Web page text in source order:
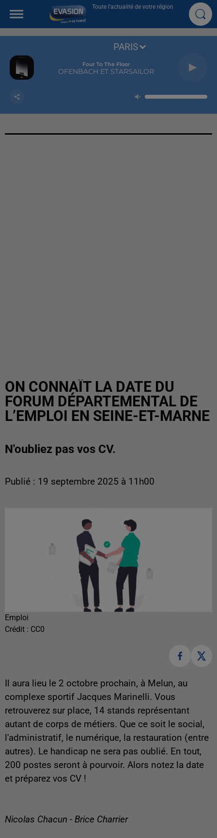
Toute l'actualité de votre région
Four To The Floor
OFENBACH ET STARSAILOR
PARIS
ON CONNAÎT LA DATE DU
FORUM DÉPARTEMENTAL DE
L’EMPLOI EN SEINE-ET-MARNE
N'oubliez pas vos CV.
Publié : 19 septembre 2025 à 11h00
Emploi
Crédit : CC0
Il aura lieu le 2 octobre prochain, à Melun, au
complexe sportif Jacques Marinelli. Vous
retrouverez sur place, 14 stands représentant
autant de corps de métiers. Que ce soit le social,
l'administratif, le numérique, la restauration (entre
autres). Le handicap ne sera pas oublié. En tout,
200 postes seront à pourvoir. Alors notez la date
et préparez vos CV !
Nicolas Chacun - Brice Charrier